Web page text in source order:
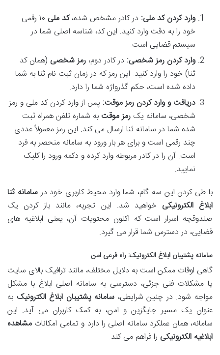
وارد کردن کد ملی: در کادر مشخص شده،کد ملی
۱۰ رقمی
خود را به دقت وارد کنید. این کد، شناسه اصلی شما در
سیستم قضایی است.
وارد کردن رمز شخصی: در کادر دوم، رمز شخصی (همان کد
ثنا) خود را وارد کنید. این رمز که در زمان ثبت نام ثنا به شما
داده شده است، حکم گذرواژه شما را دارد.
دریافت و وارد کردن رمز موقت: پس از وارد کردن کد ملی و رمز
شخصی، سامانه یک رمز موقت به شماره تلفن همراه ثبت
شده شما در سامانه ثنا ارسال می کند. این رمز معمولاً عددی
چند رقمی است و برای هر بار ورود به سامانه منحصر به فرد
است. آن را در کادر مربوطه وارد کرده و دکمه ورود را کلیک
نمایید.
با طی کردن این سه گام، شما وارد محیط کاربری خود درسامانه ثنا
ابلاغ الکترونیکی خواهید شد. این تجربه، مانند باز کردن یک
صندوقچه اسرار است که اکنون محتویات آن، یعنی ابلاغیه های
قضایی، در دسترس شما قرار می گیرد.
سامانه پشتیبان ابلاغ الکترونیک: راه فرعی امن
گاهی اوقات ممکن است به دلایل مختلف، مانند ترافیک بالای سایت
یا مشکلات فنی جزئی، دسترسی به سامانه اصلی ابلاغ با مشکل
مواجه شود. در چنین شرایطی، سامانه پشتیبان ابلاغ الکترونیک به
عنوان یک مسیر جایگزین و امن، به کمک کاربران می آید. این
سامانه، همان عملکرد سامانه اصلی را دارد و تمامی امکانات مشاهده
ابلاغیه الکترونیکی را فراهم می کند.